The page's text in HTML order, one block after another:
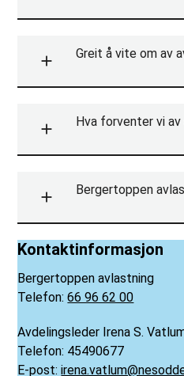
Greit å vite om av
Hva forventer vi
Bergertoppen
Kontaktinformasjon
Bergertoppen avlastning
Telefon:66 96 62 00
Avdelingsleder Irena S.
Telefon: 45490677
E-post: